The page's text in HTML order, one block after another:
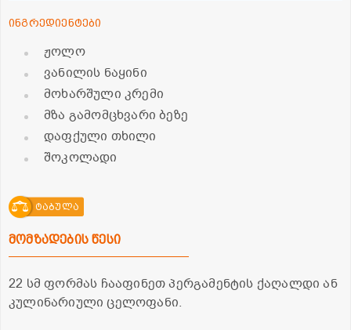
ინგრედიენტები
ჟოლო
ვანილის ნაყინი
მოხარშული კრემი
მზა გამომცხვარი ბეზე
დაფქული თხილი
შოკოლადი
ტაბულა
მომზადების წესი
22 სმ ფორმას ჩააფინეთ პერგამენტის ქაღალდი ან
კულინარიული ცელოფანი.